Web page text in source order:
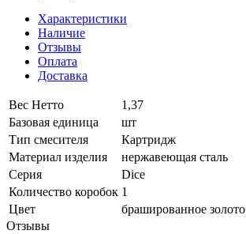
Характеристики
Наличие
Отзывы
Оплата
Доставка
Вес Нетто
1,37
Базовая единица
шт
Тип смесителя
Картридж
Материал изделия
нержавеющая сталь
Серия
Dice
Количество коробок 1
Цвет
брашированное золото
Отзывы